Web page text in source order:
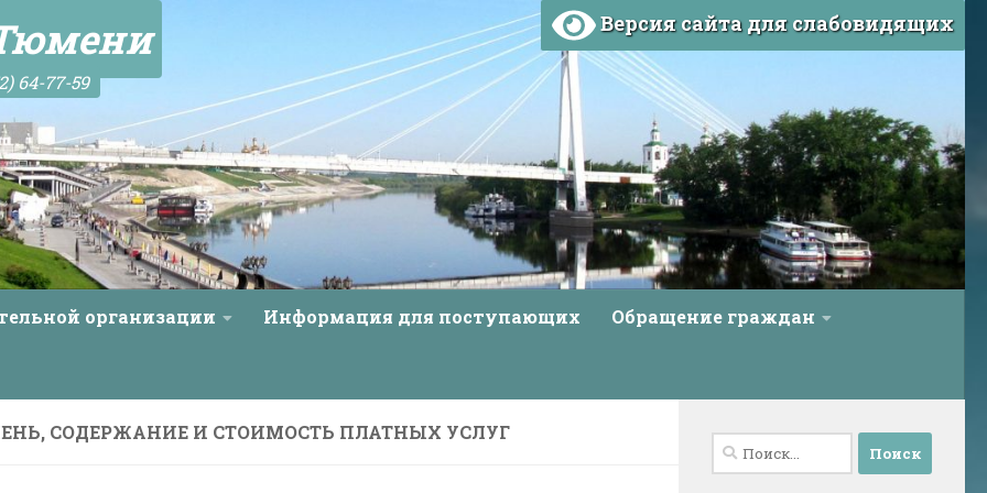
64-77-59
Версия сайта для слабовидящих
организации Информация для поступающих Обращение граждан
СОДЕРЖАНИЕ И СТОИМОСТЬ ПЛАТНЫХ УСЛУГ
Найти: